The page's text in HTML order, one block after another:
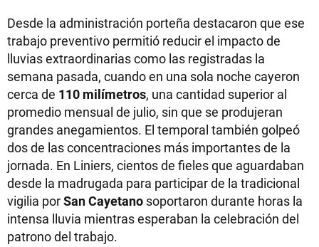
Desde la administración porteña destacaron que ese
trabajo preventivo permitió reducir el impacto de
lluvias extraordinarias como las registradas la
semana pasada, cuando en una sola noche cayeron
cerca de 110 milímetros, una cantidad superior al
promedio mensual de julio, sin que se produjeran
grandes anegamientos. El temporal también golpeó
dos de las concentraciones más importantes de la
jornada. En Liniers, cientos de fieles que aguardaban
desde la madrugada para participar de la tradicional
vigilia porSan Cayetano soportaron durante horas la
intensa lluvia mientras esperaban la celebración del
patrono del trabajo.